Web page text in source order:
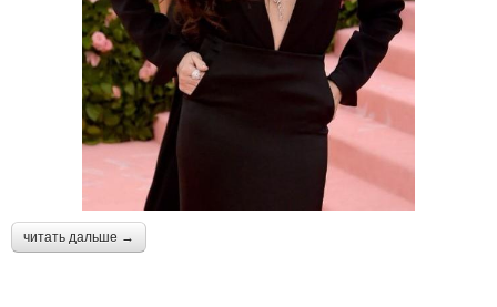
читать дальше →